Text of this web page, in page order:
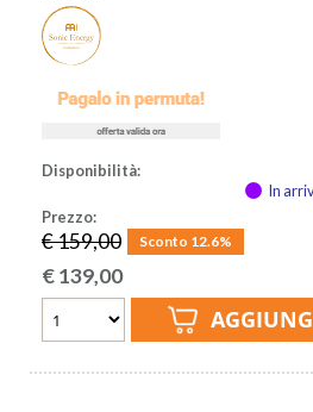
Disponibilità:
In
Prezzo:
€ 159,00 Sconto 12.6%
€139,00